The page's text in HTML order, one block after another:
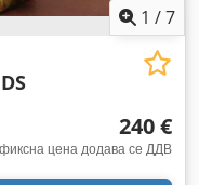
1 /7
240 €
фиксна цена додава се ДДВ